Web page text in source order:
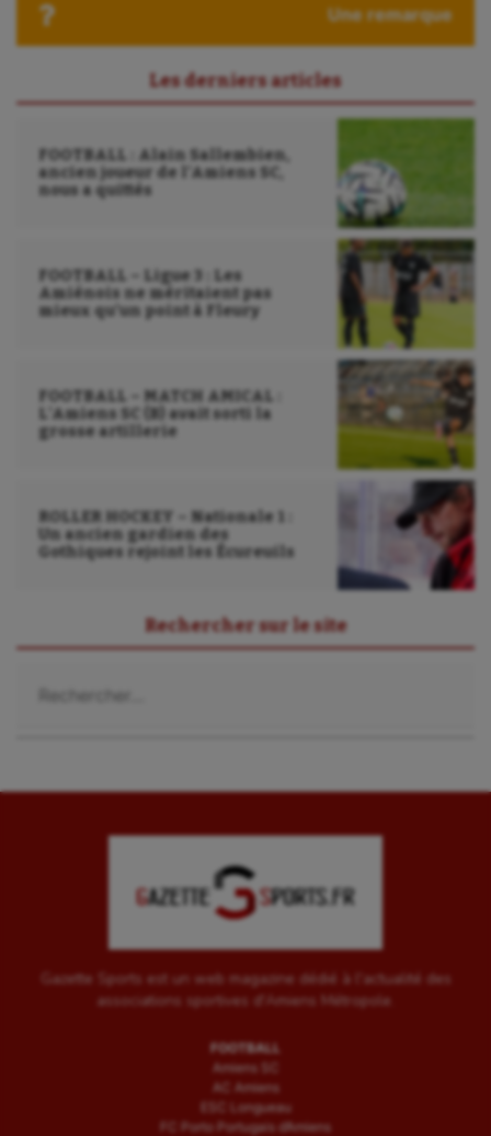
UNSS
Voile
Water-polo
Une remarque
Les derniers articles
FOOTBALL : Alain Sallembien,
ancien joueur de l’Amiens SC,
nous a quittés
FOOTBALL – Ligue 3 : Les
Amiénois ne méritaient pas
mieux qu’un point à Fleury
FOOTBALL – MATCH AMICAL :
L’Amiens SC (B) avait sorti la
grosse artillerie
ROLLER HOCKEY – Nationale 1 :
Un ancien gardien des
Gothiques rejoint les Écureuils
Rechercher sur le site
Gazette Sports est un web magazine dédié à l'actualité des
associations sportives d'Amiens Métropole.
FOOTBALL
Amiens SC
AC Amiens
ESC Longueau
FC Porto Portugais d’Amiens